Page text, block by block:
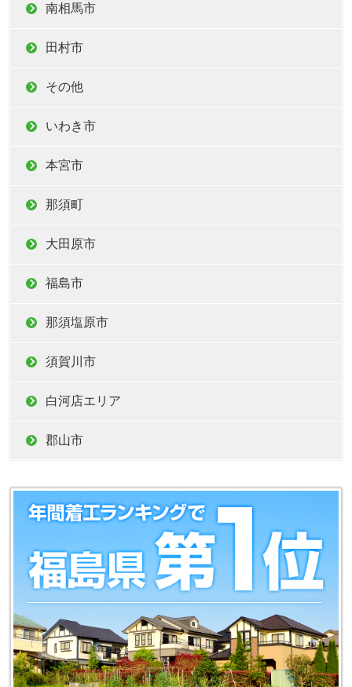
南相馬市
田村市
その他
いわき市
本宮市
那須町
大田原市
福島市
那須塩原市
須賀川市
白河店エリア
郡山市